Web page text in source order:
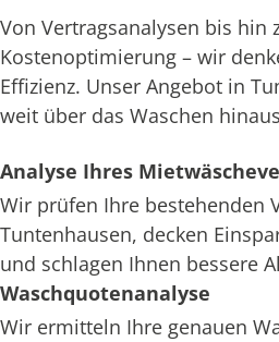
Von Vertragsanalysen bis hin
Kostenoptimierung – wir
Effizienz. Unser Angebot in
weit über das Waschen
Analyse Ihres
Wir prüfen Ihre bestehenden
Tuntenhausen, decken
und schlagen Ihnen bessere
Waschquotenanalyse
Wir ermitteln Ihre genauen